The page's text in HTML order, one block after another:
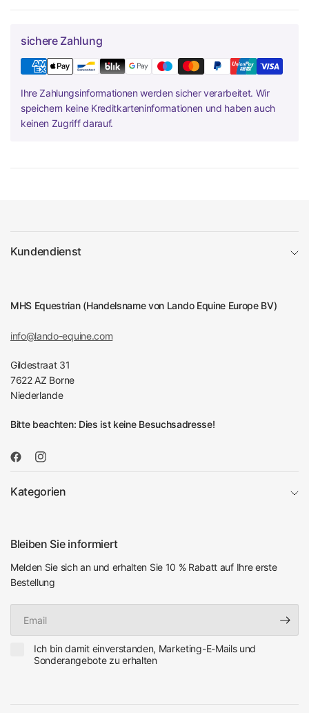
sichere Zahlung
Ihre Zahlungsinformationen werden sicher verarbeitet. Wir
speichern keine Kreditkarteninformationen und haben auch
keinen Zugriff darauf.
Kundendienst
MHS Equestrian (Handelsname von Lando Equine Europe BV)
info@lando-equine.com
Gildestraat 31
7622 AZ Borne
Niederlande
Bitte beachten: Dies ist keine Besuchsadresse!
Kategorien
Bleiben Sie informiert
Melden Sie sich an und erhalten Sie 10 % Rabatt auf Ihre erste
Bestellung
Ich bin damit einverstanden, Marketing-E-Mails und
Sonderangebote zu erhalten